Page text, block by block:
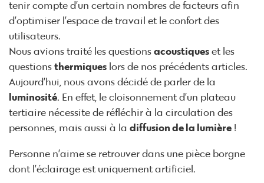
tenir compte d’un certain nombres de facteurs afin
d’optimiser l’espace de travail et le confort des
utilisateurs.
Nous avions traité les questions acoustiques et les
questions thermiques lors de nos précédents articles.
Aujourd’hui, nous avons décidé de parler de la
luminosité. En effet, le cloisonnement d’un plateau
tertiaire nécessite de réfléchir à la circulation des
personnes, mais aussi à la diffusion de la lumière !
Personne n’aime se retrouver dans une pièce borgne
dont l’éclairage est uniquement artificiel.